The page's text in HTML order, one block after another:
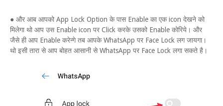
● और आब आपको App Lock Option के पास Enable का एक icon देखने को
मिलेगा थो आप उस Enable icon पर Click करके उसको Enable कोरिये। और
जैसे ही आप Enable करेन्गे तब आपके WhatsApp पर Face Lock लग जायगा।
थो इसी तारा से आप बोहत आसानी से WhatsApp पर Face Lock लगा सकते है।